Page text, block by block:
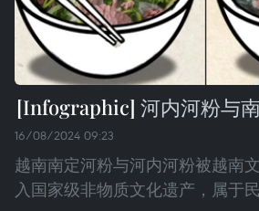
河内河粉与
16/08/2024 09:23
越南南定河粉与河内河粉被越南
入国家级非物质文化遗产，属于